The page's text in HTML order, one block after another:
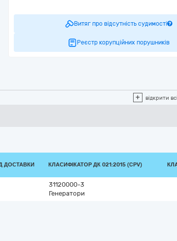
Витяг про відсутність судимості
Реєстр корупційних порушників
+ відкрити всі
ДОСТАВКИ КЛАСИФІКАТОР ДК 021:2015 (CPV)
31120000-3
Генератори